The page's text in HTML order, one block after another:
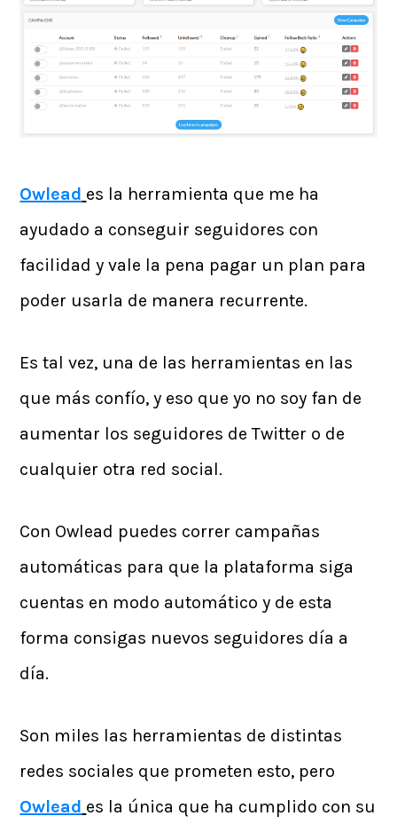
Owlead es la herramienta que me ha
ayudado a conseguir seguidores con
facilidad y vale la pena pagar un plan para
poder usarla de manera recurrente.
Es tal vez, una de las herramientas en las
que más confío, y eso que yo no soy fan de
aumentar los seguidores de Twitter o de
cualquier otra red social.
Con Owlead puedes correr campañas
automáticas para que la plataforma siga
cuentas en modo automático y de esta
forma consigas nuevos seguidores día a
día.
Son miles las herramientas de distintas
redes sociales que prometen esto, pero
Owlead es la única que ha cumplido con su